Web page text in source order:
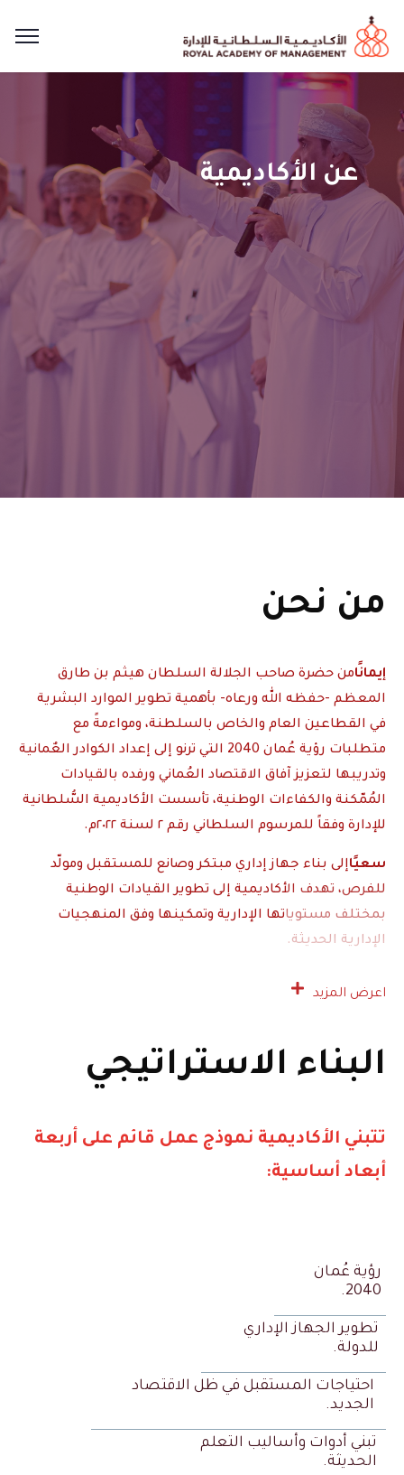
عن الأكاديمية
من نحن
إيمانًامن حضرة صاحب الجلالة السلطان هيثم بن طارق
المعظم -حفظه الله ورعاه- بأهمية تطوير الموارد البشرية
في القطاعين العام والخاص بالسلطنة، ومواءمةً مع
متطلبات رؤية عُمان 2040 التي ترنو إلى إعداد الكوادر العٌمانية
وتدريبها لتعزيز آفاق الاقتصاد العُماني ورفده بالقيادات
المُمّكنة والكفاءات الوطنية، تأسست الأكاديمية السُّلطانية
للإدارة وفقاً للمرسوم السلطاني رقم ٢ لسنة ٢٠٢٢م.
سعيًاإلى بناء جهاز إداري مبتكر وصانع للمستقبل ومولّد
للفرص، تهدف الأكاديمية إلى تطوير القيادات الوطنية
بمختلف مستوياتها الإدارية وتمكينها وفق المنهجيات
الإدارية الحديثة.
اعرض المزيد
البناء الاستراتيجي
تتبني الأكاديمية نموذج عمل قائم على أربعة
أبعاد أساسية:
رؤية عُمان
2040.
تطوير الجهاز الإداري
للدولة.
احتياجات المستقبل في ظل الاقتصاد
الجديد.
تبني أدوات وأساليب التعلم
الحديثة.